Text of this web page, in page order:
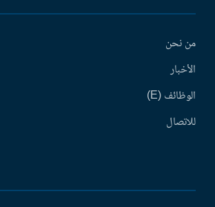
من نحن
الأخبار
الوظائف (E)
للاتصال